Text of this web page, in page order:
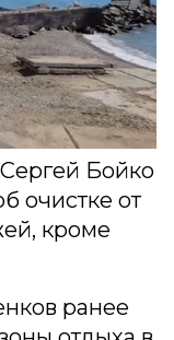
Сергей Бойко
очистке от
кроме
ранее